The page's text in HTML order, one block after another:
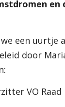
een uurtje
door
VO Raad